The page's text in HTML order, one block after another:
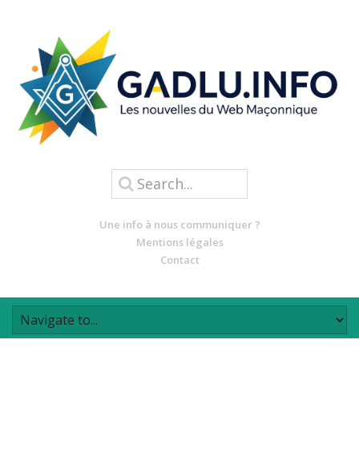
Une info à nous communiquer ?
Mentions légales
Contact